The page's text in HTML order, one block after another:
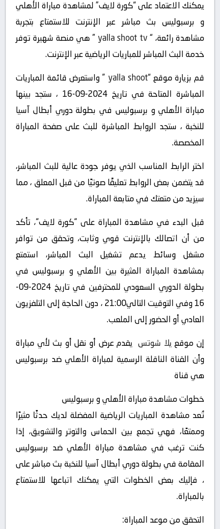
يمكنك الاعتماد على “كورة لايف” لمشاهدة مباراة الأهلي
و برسبوليس بث مباشر عبر الإنترنت للاستمتاع بتجربة
مشاهدة رائعة، “yalla shoot tv ” هي منصة شهيرة توفر
خدمة البث المباشر للمباريات الرياضية عبر الإنترنت.
قم بزيارة موقع “yalla shoot ” واستعرض قائمة المباريات
المباشرة المتاحة في تاريخ 2024-09-16 ، ستجد بينها
مباراة الأهلي و برسبوليس في بطولة دوري أبطال آسيا
للنخبة ، ستجد الروابط المباشرة للبث على صفحة المباراة
المخصصة.
اختر الرابط المناسب الذي يوفر جودة عالية للبث المباشر،
قد يتضمن بعض الروابط تعليقًا صوتيًا من قبل المعلق ، مما
سيزيد من متعتك في متابعة المباراة.
قبل البدء في مشاهدة المباراة على “كورة لايف“، تأكد
من أن اتصالك بالإنترنت قوي وثابت، وتحقق من توافر
مشغل وسائط يدعم تشغيل البث المباشر، استمتع
بمشاهدة المباراة المثيرة بين الأهلي و برسبوليس في
بطولة الدوري السعودي للمحترفين في تاريخ 2024-09-
16 وفي التوقيت التالي21:00 ، دون الحاجة إلى التلفزيون
العادي أو الحضور إلى الملعب.
إن موقع يلا شوتسيقدم عرض أو نقل أو بث لأي مباراة
وأن القناة الناقلة الرسمية لمباراة الأهلي ضد برسبوليس
هي قناة
خطوات مشاهدة مباراة الأهلي و برسبوليس
تُعد مشاهدة المباريات الرياضية المفضلة لديك حدثًا مثيرًا
وممتعًا، فهي تجمع بين الحماس والتوتر والتشويق، إذا
كنت ترغب في مشاهدة مباراة الأهلي ضد برسبوليس
المقامة في بطولة دوري أبطال آسيا للنخبة بث مباشر على
، فإليك بعض الخطوات التي يمكنك اتباعها للاستمتاع
بالمباراة.
التحقق من موعد المباراة: